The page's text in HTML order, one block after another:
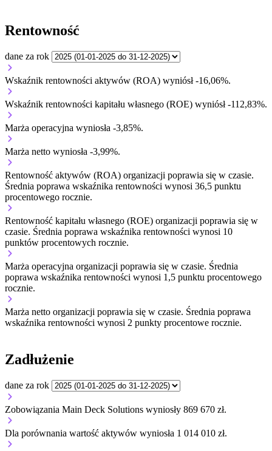
Rentowność
dane za rok
Wskaźnik rentowności aktywów (ROA) wyniósł -16,06%.
Wskaźnik rentowności kapitału własnego (ROE) wyniósł -112,83%.
Marża operacyjna wyniosła -3,85%.
Marża netto wyniosła -3,99%.
Rentowność aktywów (ROA) organizacji poprawia się w czasie.
Średnia poprawa wskaźnika rentowności wynosi 36,5 punktu
procentowego rocznie.
Rentowność kapitału własnego (ROE) organizacji poprawia się w
czasie. Średnia poprawa wskaźnika rentowności wynosi 10
punktów procentowych rocznie.
Marża operacyjna organizacji poprawia się w czasie. Średnia
poprawa wskaźnika rentowności wynosi 1,5 punktu procentowego
rocznie.
Marża netto organizacji poprawia się w czasie. Średnia poprawa
wskaźnika rentowności wynosi 2 punkty procentowe rocznie.
Zadłużenie
dane za rok
Zobowiązania Main Deck Solutions wyniosły 869 670 zł.
Dla porównania wartość aktywów wyniosła 1 014 010 zł.